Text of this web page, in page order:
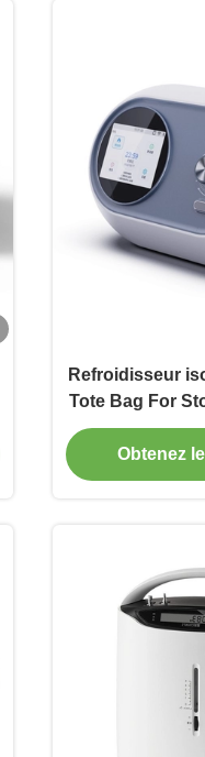
Refroidisseur
Tote Bag For
Obtenez